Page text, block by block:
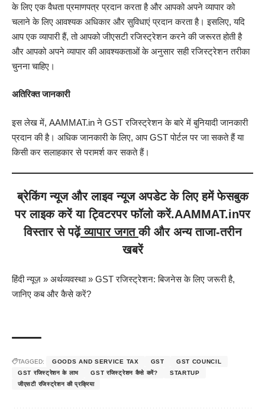
के लिए एक वैधता प्रमाणपत्र प्रदान करता है और आपको अपने व्यापार को
चलाने के लिए आवश्यक अधिकार और सुविधाएं प्रदान करता है। इसलिए, यदि
आप एक व्यापारी हैं, तो आपको जीएसटी रजिस्ट्रेशन करने की जरूरत होती है
और आपको अपने व्यापार की आवश्यकताओं के अनुसार सही रजिस्ट्रेशन तरीका
चुनना चाहिए।
अतिरिक्त जानकारी
इस लेख में, AAMMAT.in ने GST रजिस्ट्रेशन के बारे में बुनियादी जानकारी
प्रदान की है। अधिक जानकारी के लिए, आप GST पोर्टल पर जा सकते हैं या
किसी कर सलाहकार से परामर्श कर सकते हैं।
ब्रेकिंग न्यूजऔरलाइव न्यूजअपडेट के लिए हमेंफेसबुक
पर लाइक करें याट्विटरपर फॉलो करें.AAMMAT.inपर
विस्तार से पढ़ें व्यापार जगतकी और अन्य ताजा-तरीन
खबरें
हिंदी न्यूज़ » अर्थव्यवस्था» GST रजिस्ट्रेशन: बिजनेस के लिए जरूरी है,
जानिए कब और कैसे करें?
TAGGED: GOODS AND SERVICE TAX GST
GST COUNCIL
GST रजिस्ट्रेशन के लाभ
GST रजिस्ट्रेशन कैसे करें?
STARTUP
जीएसटी रजिस्ट्रेशन की प्रक्रिया